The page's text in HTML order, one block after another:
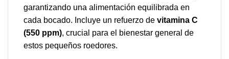
garantizando una alimentación equilibrada en
cada bocado. Incluye un refuerzo de vitamina C
(550 ppm), crucial para el bienestar general de
estos pequeños roedores.